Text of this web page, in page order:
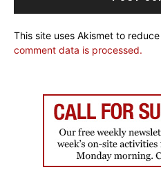
This site uses Akismet to
comment data is processed.